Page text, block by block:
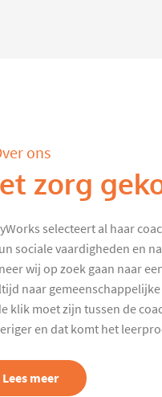
ons
zorg
selecteert al haar
sociale vaardigheden en
wij op zoek gaan naar
naar
klik moet zijn tussen de
en dat komt het
Lees meer